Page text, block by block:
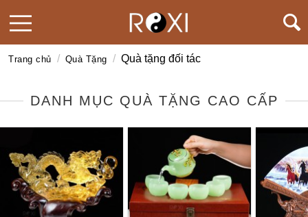
Trang chủ / Quà Tặng / Quà tặng đối tác
DANH MỤC QUÀ TẶNG CAO CẤP